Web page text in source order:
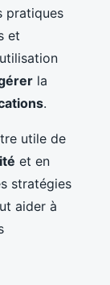
pratiques
et
la
.
utile de
et en
stratégies
aider à